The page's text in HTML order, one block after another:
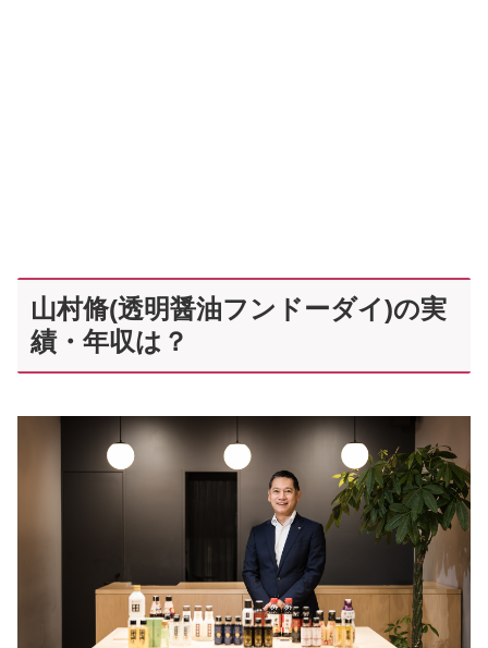
山村脩(透明醤油フンドーダイ)の実
績・年収は？